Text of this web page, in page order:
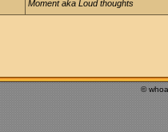
Moment aka Loud thoughts
©